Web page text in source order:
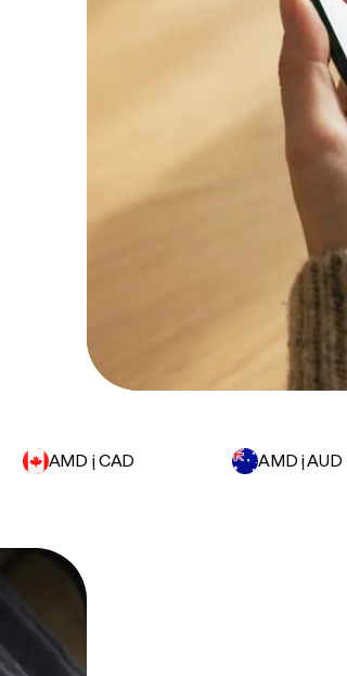
AMD į CAD AMD į AUD